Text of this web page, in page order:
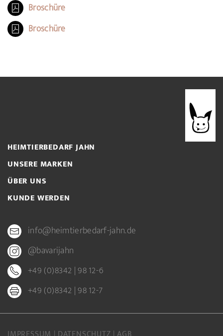
Broschüre
Broschüre
HEIMTIERBEDARF JAHN
UNSERE MARKEN
ÜBER UNS
KUNDE WERDEN
info@heimtierbedarf-jahn.de
@bavarijahn
+49 (0)8342 | 98 12-6
+49 (0)8342 | 98 12-7